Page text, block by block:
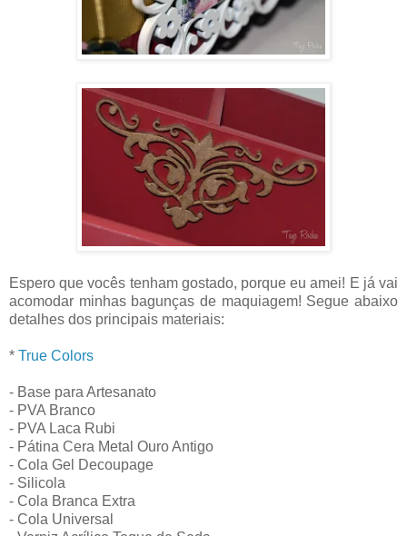
Espero que vocês tenham gostado, porque eu amei! E já vai
acomodar minhas bagunças de maquiagem! Segue abaixo
detalhes dos principais materiais:
* True Colors
- Base para Artesanato
- PVA Branco
- PVA Laca Rubi
- Pátina Cera Metal Ouro Antigo
- Cola Gel Decoupage
- Silicola
- Cola Branca Extra
- Cola Universal